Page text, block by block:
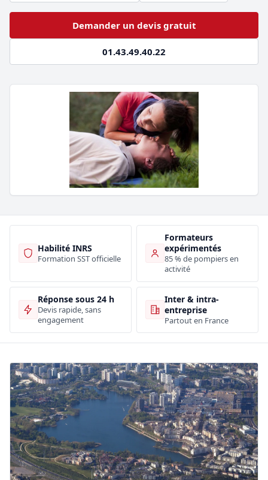
Demander un devis gratuit
01.43.49.40.22
Habilité INRS
Formation SST officielle
Formateurs
expérimentés
85 % de pompiers en
activité
Réponse sous 24 h
Devis rapide, sans
engagement
Inter & intra-
entreprise
Partout en France